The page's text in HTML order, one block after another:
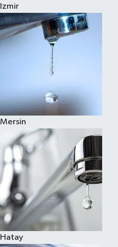
Izmir
Mersin
Hatay